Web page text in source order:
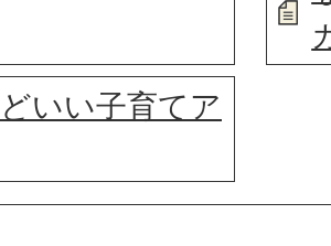
いい子育てア